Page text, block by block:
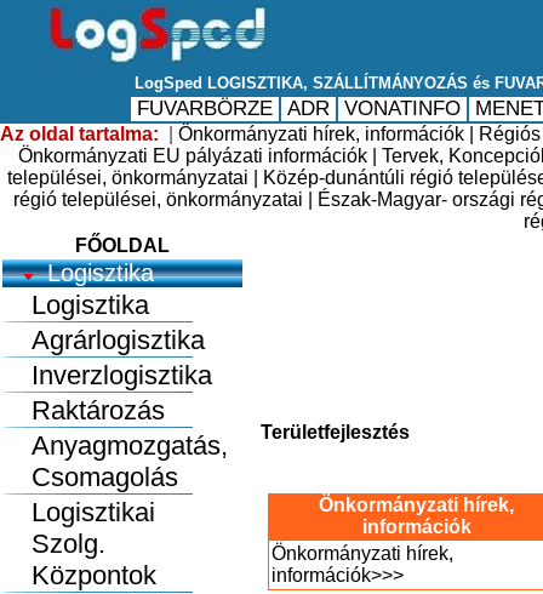
Az oldal tartalma: Önkormányzati hírek, információk |
Önkormányzati EU pályázati információk | Tervek,
települései, önkormányzatai |
Közép-dunántúli régió
régió települései, önkormányzatai |
Észak-Magyar- országi
FŐOLDAL
Logisztika
Logisztika
Agrárlogisztika
Inverzlogisztika
Raktározás
Anyagmozgatás,
Csomagolás
Logisztikai
Szolg.
Központok
Területfejlesztés
Önkormányzati hírek,
információk
Önkormányzati hírek,
információk>>>